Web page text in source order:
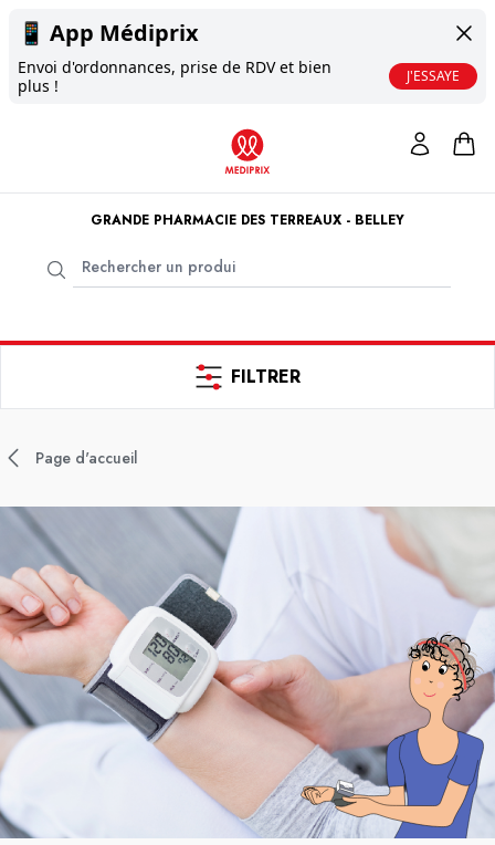
📱 App Médiprix
Envoi d'ordonnances, prise de RDV et bien
plus !
J'ESSAYE
GRANDE PHARMACIE DES TERREAUX - BELLEY
FILTRER
Page d'accueil